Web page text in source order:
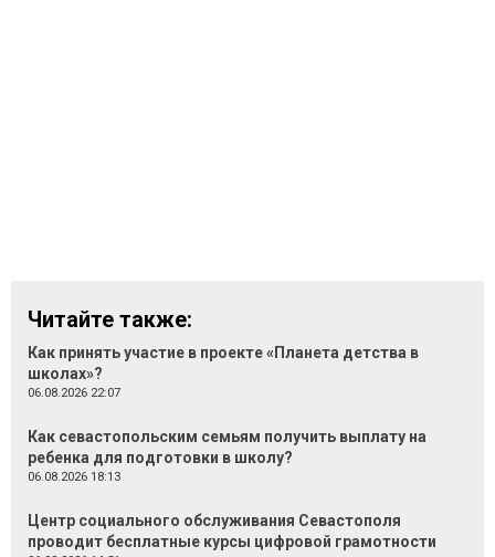
Читайте также:
Как принять участие в проекте «Планета детства в
школах»?
06.08.2026 22:07
Как севастопольским семьям получить выплату на
ребенка для подготовки в школу?
06.08.2026 18:13
Центр социального обслуживания Севастополя
проводит бесплатные курсы цифровой грамотности